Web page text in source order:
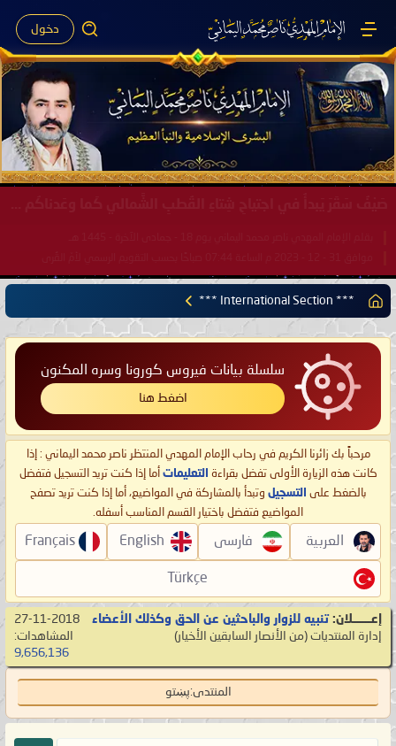
دخول
*** International Section ***
سلسلة بيانات فيروس كورونا وسره المكنون
اضغط هنا
مرحباً بك زائرنا الكريم في رحاب الإمام المهدي المنتظر ناصر محمد اليماني : إذا
كانت هذه الزيارة الأولى تفضل بقراءة التعليمات أما إذا كنت تريد التسجيل فتفضل
بالضغط على التسجيل وتبدأ بالمشاركة في المواضيع، أما إذا كنت تريد تصفح
المواضيع فتفضل باختيار القسم المناسب أسفله.
العربية فارسی English
Français
Türkçe
إعـــــــلان: تنبيه للزوار والباحثين عن الحق وكذلك الأعضاء
إدارة المنتديات ‏(من الأنصار السابقين الأخيار)
27-11-2018
المشاهدات:
9,656,136
المنتدى:پښتو